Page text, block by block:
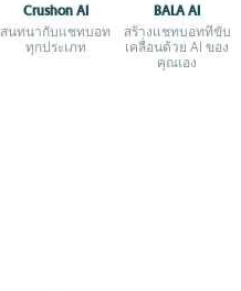
Crushon AI
สนทนากับแชทบอท
ทุกประเภท
BALA AI
สร้างแชทบอทที่ขับ
เคลื่อนด้วย AI ของ
คุณเอง